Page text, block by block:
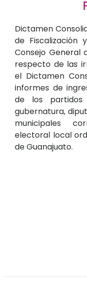
Dictamen
de Fiscalización
Consejo General
respecto de las
el Dictamen
informes de
de los
gubernatura,
municipales
electoral local
de Guanajuato.